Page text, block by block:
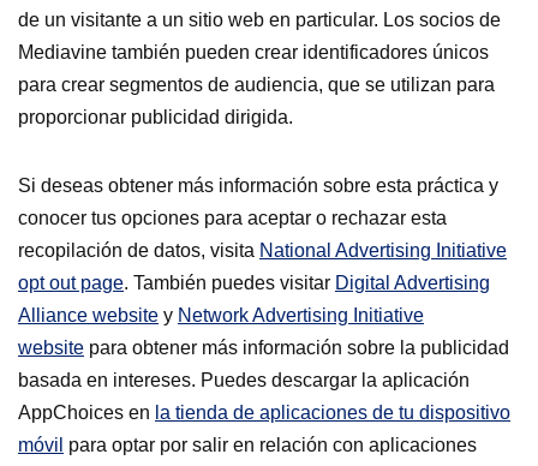
de un visitante a un sitio web en particular. Los socios de
Mediavine también pueden crear identificadores únicos
para crear segmentos de audiencia, que se utilizan para
proporcionar publicidad dirigida.
Si deseas obtener más información sobre esta práctica y
conocer tus opciones para aceptar o rechazar esta
recopilación de datos, visita National Advertising Initiative
opt out page. También puedes visitar Digital Advertising
Alliance website y Network Advertising Initiative
website para obtener más información sobre la publicidad
basada en intereses. Puedes descargar la aplicación
AppChoices en la tienda de aplicaciones de tu dispositivo
móvil para optar por salir en relación con aplicaciones